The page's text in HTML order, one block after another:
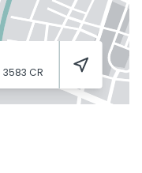
3583 CR